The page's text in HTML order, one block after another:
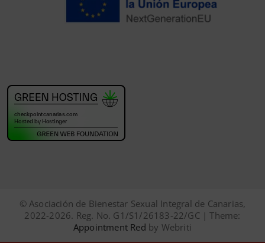
© Asociación de Bienestar Sexual Integral de Canarias,
2022-2026. Reg. No. G1/S1/26183-22/GC | Theme:
Appointment Red by Webriti